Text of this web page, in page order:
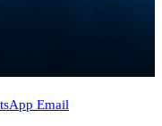
Email